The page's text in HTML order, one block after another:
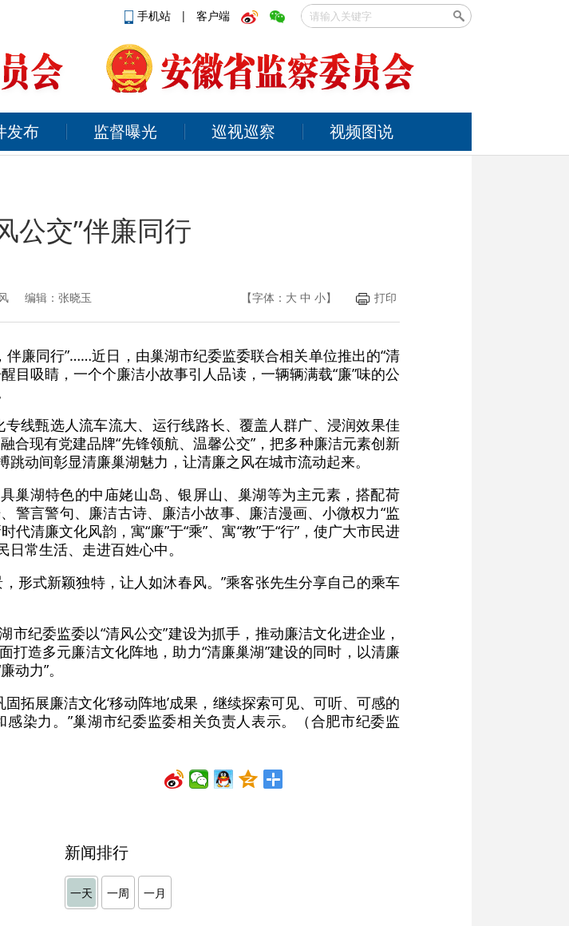
手机站 | 客户端
发布 监督曝光 巡视巡察 视频图说
公交”伴廉同行
编辑：张晓玉 【字体： 大 中 小】 打印
伴廉同行”……近日，由巢湖市纪委监委联合相关单位推出的“清
目吸睛，一个个廉洁小故事引人品读，一辆辆满载“廉”味的公
专线甄选人流车流大、运行线路长、覆盖人群广、浸润效果佳
合现有党建品牌“先锋领航、温馨公交”，把多种廉洁元素创新
动间彰显清廉巢湖魅力，让清廉之风在城市流动起来。
巢湖特色的中庙姥山岛、银屏山、巢湖等为主元素，搭配荷
警言警句、廉洁古诗、廉洁小故事、廉洁漫画、小微权力“监
清廉文化风韵，寓“廉”于“乘”、寓“教”于“行”，使广大市民进
常生活、走进百姓心中。
形式新颖独特，让人如沐春风。”乘客张先生分享自己的乘车
纪委监委以“清风公交”建设为抓手，推动廉洁文化进企业，
造多元廉洁文化阵地，助力“清廉巢湖”建设的同时，以清廉
动力”。
拓展廉洁文化‘移动阵地’成果，继续探索可见、可听、可感的
染力。”巢湖市纪委监委相关负责人表示。（合肥市纪委监
新闻排行
一天 一周 一月